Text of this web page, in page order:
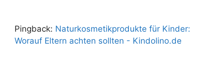
Pingback: Naturkosmetikprodukte für Kinder:
Worauf Eltern achten sollten - Kindolino.de